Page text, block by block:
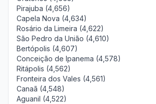
Pirajuba (4,656)
Capela Nova (4,634)
Rosário da Limeira (4,622)
São Pedro da União (4,610)
Bertópolis (4,607)
Conceição de Ipanema (4,578)
Ritápolis (4,562)
Fronteira dos Vales (4,561)
Canaã (4,548)
Aguanil (4,522)